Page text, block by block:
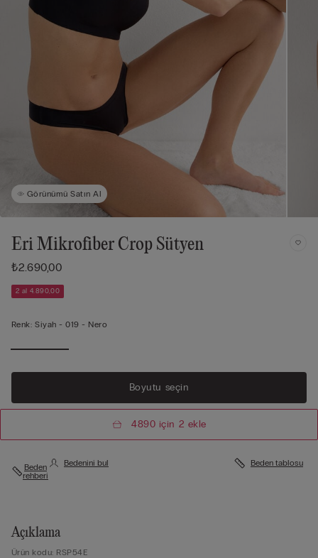
Görünümü Satın Al
Eri Mikrofiber Crop Sütyen
₺2.690,00
2 al 4.890,00
Renk: Siyah -019 - Nero
Boyutu seçin
4890 için 2 ekle
Beden
rehberi
Bedenini bul Beden tablosu
Açıklama
Ürün kodu: RSP54E